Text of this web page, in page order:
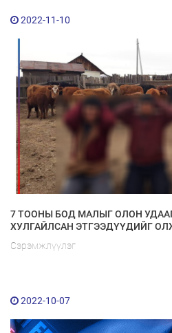
2022-11-10
7 ТООНЫ БОД МАЛЫГ ОЛОН
ХУЛГАЙЛСАН ЭТГЭЭДҮҮДИЙГ
Сэрэмжлүүлэг
2022-10-07